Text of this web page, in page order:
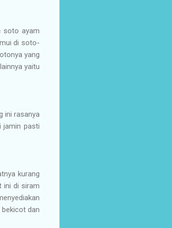
soto ayam
di soto-
yang
yaitu
ini rasanya
jamin pasti
kurang
ini di siram
dan